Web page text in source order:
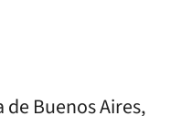
Buenos Aires,